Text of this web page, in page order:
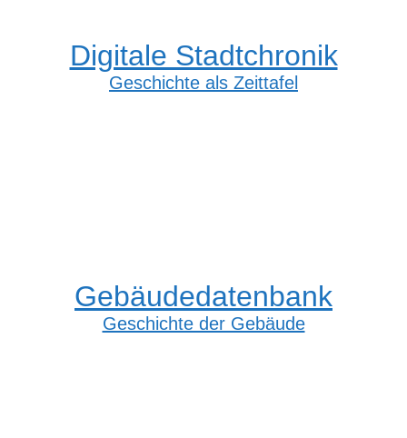
Digitale Stadtchronik
Geschichte als Zeittafel
Gebäudedatenbank
Geschichte der Gebäude